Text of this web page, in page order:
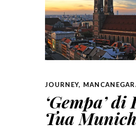
JOURNEY,
‘Gempa’ di
Tua Munich